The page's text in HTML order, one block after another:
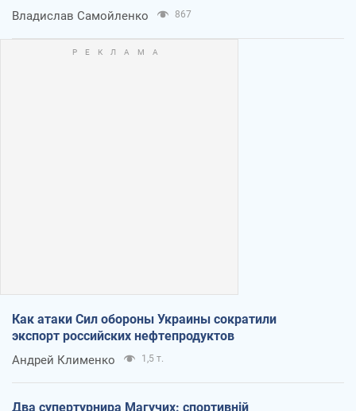
Владислав Самойленко 867
Как атаки Сил обороны Украины сократили
экспорт российских нефтепродуктов
Андрей Клименко 1,5 т.
Два супертурнира Магучих: спортивній